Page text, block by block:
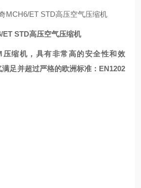
STD高压空气压缩机
压缩机，具有非常高的安全性和效
足并超过严格的欧洲标准：EN1202